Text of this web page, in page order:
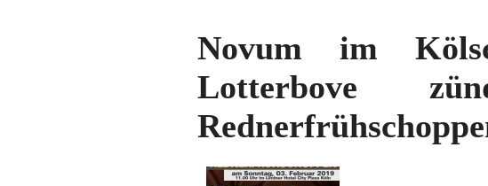
Novum im
Lotterbove